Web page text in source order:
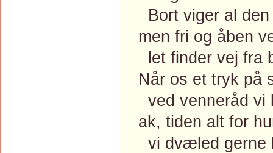
Bort viger al
men fri og åben
let finder vej fra
Når os et tryk på
ved venneråd vi
ak, tiden alt for
vi dvæled gerne